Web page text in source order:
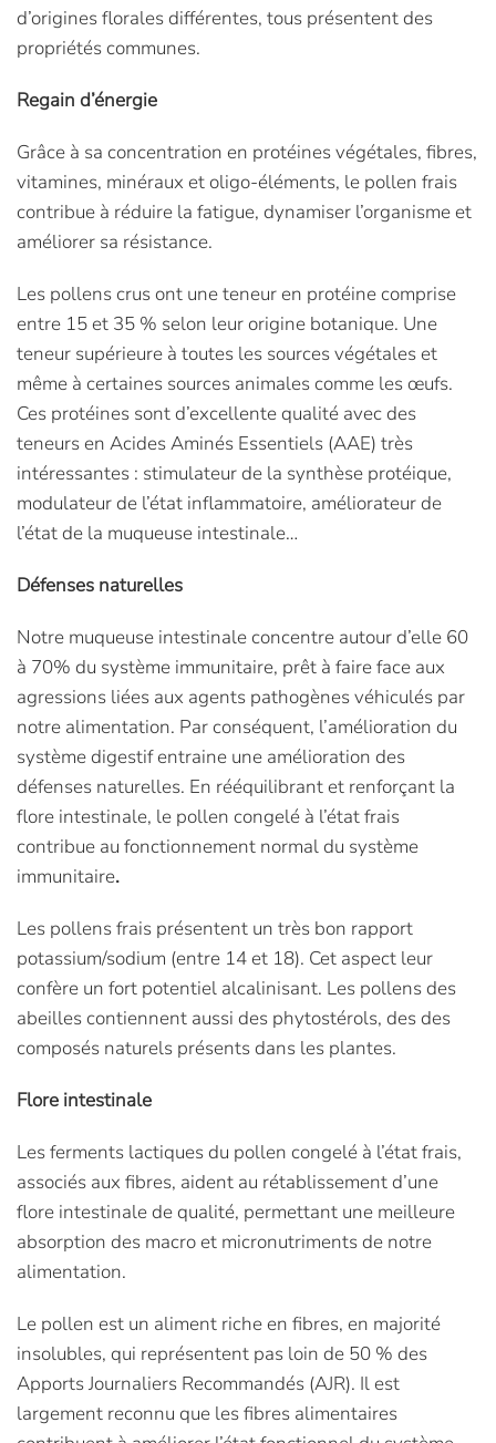
d’origines florales différentes, tous présentent des
propriétés communes.
Regain d’énergie
Grâce à sa concentration en protéines végétales, fibres,
vitamines, minéraux et oligo-éléments, le pollen frais
contribue à réduire la fatigue, dynamiser l’organisme et
améliorer sa résistance.
Les pollens crus ont une teneur en protéine comprise
entre 15 et 35 % selon leur origine botanique. Une
teneur supérieure à toutes les sources végétales et
même à certaines sources animales comme les œufs.
Ces protéines sont d’excellente qualité avec des
teneurs en Acides Aminés Essentiels (AAE) très
intéressantes : stimulateur de la synthèse protéique,
modulateur de l’état inflammatoire, améliorateur de
l’état de la muqueuse intestinale…
Défenses naturelles
Notre muqueuse intestinale concentre autour d’elle 60
à 70% du système immunitaire, prêt à faire face aux
agressions liées aux agents pathogènes véhiculés par
notre alimentation. Par conséquent, l’amélioration du
système digestif entraine une amélioration des
défenses naturelles. En rééquilibrant et renforçant la
flore intestinale, le pollen congelé à l’état frais
contribue au fonctionnement normal du système
immunitaire.
Les pollens frais présentent un très bon rapport
potassium/sodium (entre 14 et 18). Cet aspect leur
confère un fort potentiel alcalinisant. Les pollens des
abeilles contiennent aussi des phytostérols, des des
composés naturels présents dans les plantes.
Flore intestinale
Les ferments lactiques du pollen congelé à l’état frais,
associés aux fibres, aident au rétablissement d’une
flore intestinale de qualité, permettant une meilleure
absorption des macro et micronutriments de notre
alimentation.
Le pollen est un aliment riche en fibres, en majorité
insolubles, qui représentent pas loin de 50 % des
Apports Journaliers Recommandés (AJR). Il est
largement reconnu que les fibres alimentaires